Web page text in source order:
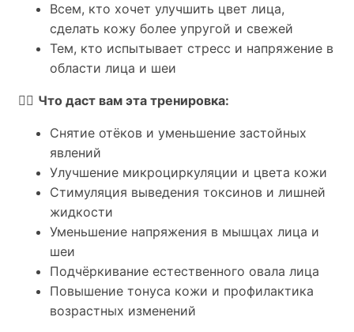
Всем, кто хочет улучшить цвет лица,
сделать кожу более упругой и свежей
Тем, кто испытывает стресс и напряжение в
области лица и шеи
💆‍♀️ Что даст вам эта тренировка:
Снятие отёков и уменьшение застойных
явлений
Улучшение микроциркуляции и цвета кожи
Стимуляция выведения токсинов и лишней
жидкости
Уменьшение напряжения в мышцах лица и
шеи
Подчёркивание естественного овала лица
Повышение тонуса кожи и профилактика
возрастных изменений